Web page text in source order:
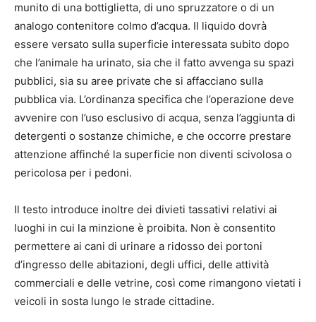
munito di una bottiglietta, di uno spruzzatore o di un
analogo contenitore colmo d’acqua. Il liquido dovrà
essere versato sulla superficie interessata subito dopo
che l’animale ha urinato, sia che il fatto avvenga su spazi
pubblici, sia su aree private che si affacciano sulla
pubblica via. L’ordinanza specifica che l’operazione deve
avvenire con l’uso esclusivo di acqua, senza l’aggiunta di
detergenti o sostanze chimiche, e che occorre prestare
attenzione affinché la superficie non diventi scivolosa o
pericolosa per i pedoni.
Il testo introduce inoltre dei divieti tassativi relativi ai
luoghi in cui la minzione è proibita. Non è consentito
permettere ai cani di urinare a ridosso dei portoni
d’ingresso delle abitazioni, degli uffici, delle attività
commerciali e delle vetrine, così come rimangono vietati i
veicoli in sosta lungo le strade cittadine.